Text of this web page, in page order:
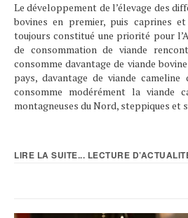
Le développement de l’élevage des
bovines en premier, puis caprines
toujours constitué une priorité pour
de consommation de viande
consomme davantage de viande
pays, davantage de viande cameline
consomme modérément la viande
montagneuses du Nord, steppiques et
LIRE LA SUITE... LECTURE D’ACTUALITÉ :